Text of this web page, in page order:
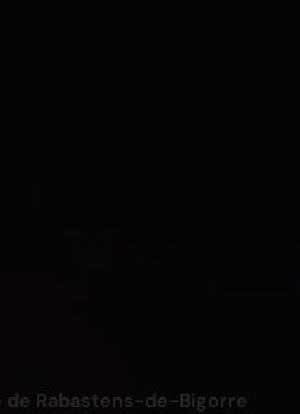
de Rabastens-de-Bigorre